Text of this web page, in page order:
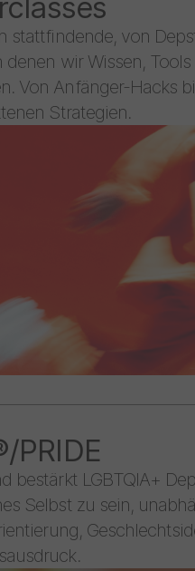
stattfindende, von
denen wir Wissen,
Von Anfänger-Hacks
Strategien.
PRIDE
bestärkt LGBTQIA+
Selbst zu sein,